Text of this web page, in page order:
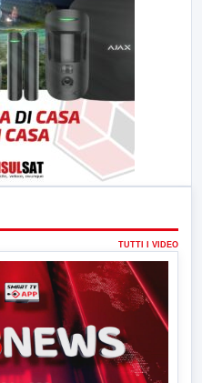
TUTTI I VIDEO